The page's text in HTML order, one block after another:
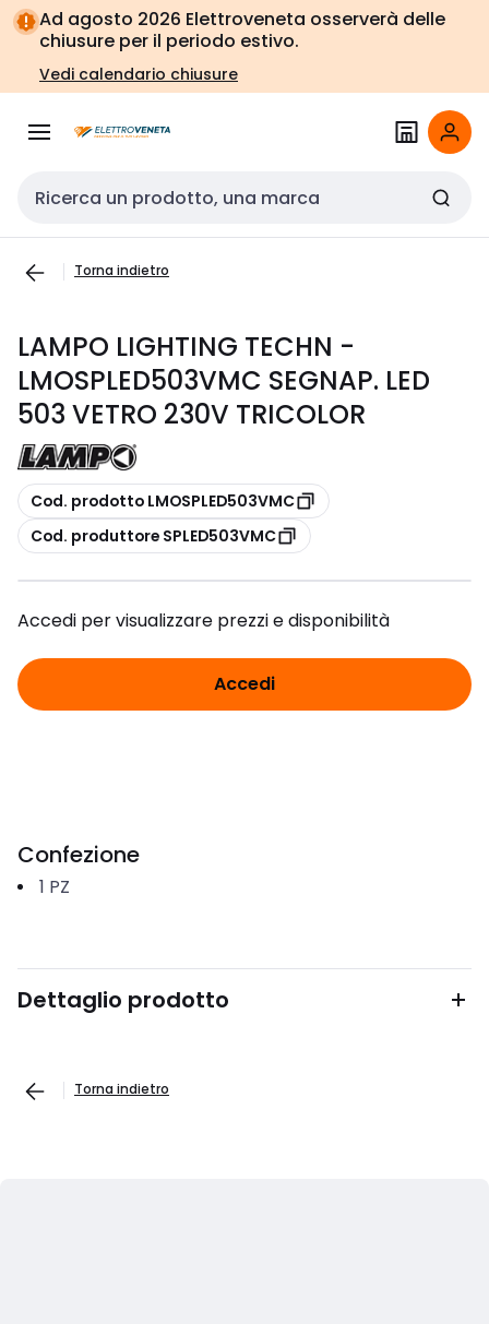
Vai alla
navigazione
Vai
alla
pagina
Ad agosto 2026 Elettroveneta osserverà delle
chiusure per il periodo estivo.
Vedi calendario chiusure
Cerca input
Torna indietro
LAMPO LIGHTING TECHN -
LMOSPLED503VMC SEGNAP. LED
503 VETRO 230V TRICOLOR
copia
Cod. prodotto LMOSPLED503VMC
copia
Cod. produttore SPLED503VMC
Accedi per visualizzare prezzi e disponibilità
Accedi
Confezione
1 PZ
Dettaglio prodotto
Torna indietro